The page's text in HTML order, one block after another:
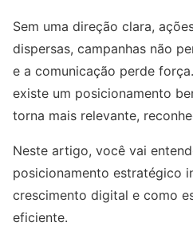
Sem uma direção clara,
dispersas, campanhas não
e a comunicação perde
existe um posicionamento
torna mais relevante,
Neste artigo, você vai
posicionamento estratégico
crescimento digital e como
eficiente.